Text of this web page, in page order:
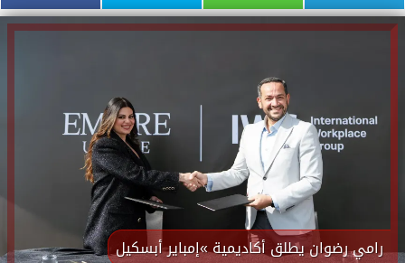
راﻣﻲ رﺿﻮان ﻳﻄﻠﻖ أﻛﺎدﻳﻤﻴﺔ »إﻣﺒﺎﻳﺮ أﺑﺴﻜﻴﻞ